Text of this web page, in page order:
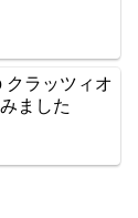
クラッツィオ
ました